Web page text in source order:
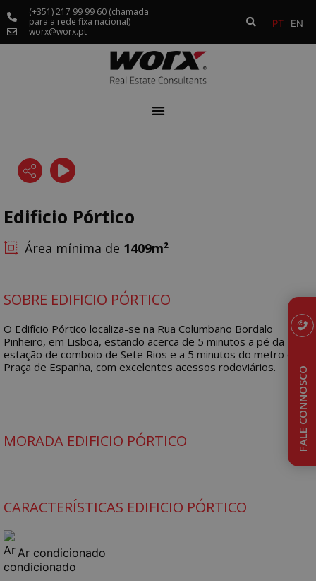
(+351) 217 99 99 60 (chamada
para a rede fixa nacional)
worx@worx.pt
PT EN
FALE CONNOSCO
Edificio Pórtico
Área mínima de 1409
SOBRE EDIFICIO PÓRTICO
O Edifício Pórtico localiza-se na Rua Columbano Bordalo
Pinheiro, em Lisboa, estando acerca de 5 minutos a pé da
estação de comboio de Sete Rios e a 5 minutos do metro da
Praça de Espanha, com excelentes acessos rodoviários.
MORADA EDIFICIO PÓRTICO
CARACTERÍSTICAS EDIFICIO PÓRTICO
Ar condicionado